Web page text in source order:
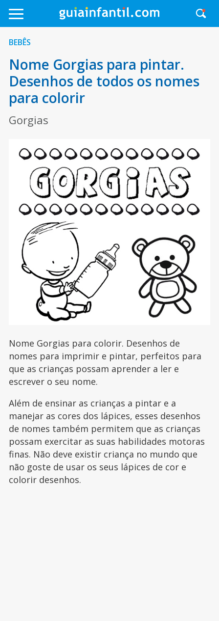
BEBÊS
Nome Gorgias para pintar.
Desenhos de todos os nomes
para colorir
Gorgias
Nome Gorgias para colorir. Desenhos de
nomes para imprimir e pintar, perfeitos para
que as crianças possam aprender a ler e
escrever o seu nome.
Além de ensinar as crianças a pintar e a
manejar as cores dos lápices, esses desenhos
de nomes também permitem que as crianças
possam exercitar as suas habilidades motoras
finas. Não deve existir criança no mundo que
não goste de usar os seus lápices de cor e
colorir desenhos.